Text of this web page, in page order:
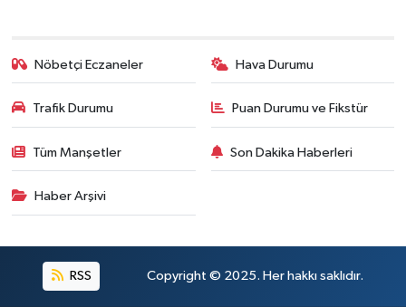
Nöbetçi Eczaneler Hava Durumu
Trafik Durumu Puan Durumu ve Fikstür
Tüm Manşetler Son Dakika Haberleri
Haber Arşivi
RSS Copyright © 2025. Her hakkı saklıdır.